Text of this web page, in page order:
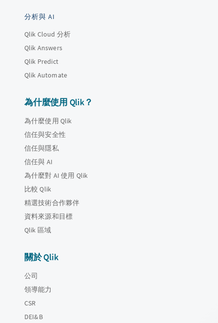
分析與 AI
Qlik Cloud 分析
Qlik Answers
Qlik Predict
Qlik Automate
為什麼使用 Qlik？
為什麼使用 Qlik
信任與安全性
信任與隱私
信任與 AI
為什麼對 AI 使用 Qlik
比較 Qlik
精選技術合作夥伴
資料來源和目標
Qlik 區域
關於 Qlik
公司
領導能力
CSR
DEI&B